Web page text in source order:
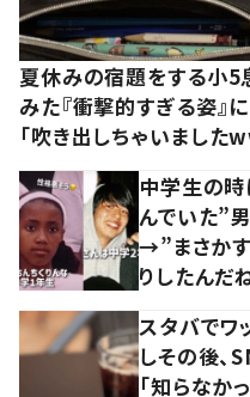
夏休みの宿題をする小5
みた『衝撃的すぎる姿』
「吹き出しちゃいました
中学生の
んでいた”
→”まさか
りしたんだ
スタバでワ
しその後、
「知らなか